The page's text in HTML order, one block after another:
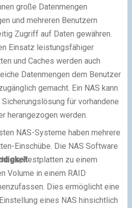
große Datenmengen
und mehreren Benutzern
Zugriff auf Daten gewähren.
Einsatz leistungsfähiger
und Caches werden auch
Datenmengen dem Benutzer
gemacht. Ein NAS kann
Sicherungslösung für vorhandene
herangezogen werden.
NAS-Systeme haben mehrere
Einschübe. Die NAS Software
es, Festplatten zu einem
Volume in einem RAID
Dies ermöglicht eine
eines NAS hinsichtlich